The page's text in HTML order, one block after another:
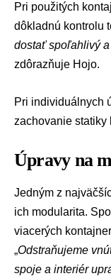
Pri použitých
dôkladnú kontrolu
dostať spoľahlivý
zdôrazňuje Hojo.
Pri individuálnych
zachovanie statiky
Úpravy na
Jedným z
ich modularita.
viacerých
„Odstraňujeme
spoje a interiér